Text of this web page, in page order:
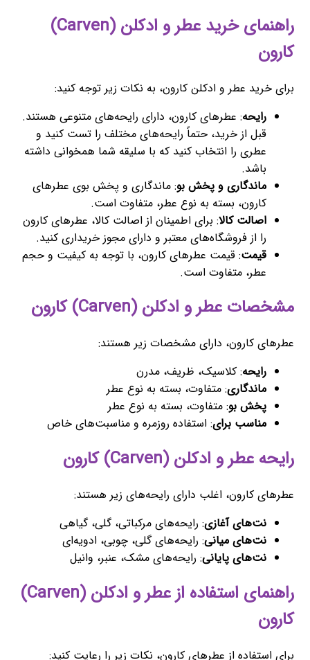
راهنمای خرید عطر و ادکلن (Carven)
کارون
برای خرید عطر و ادکلن کارون، به نکات زیر توجه کنید:
رایحه: عطرهای کارون، دارای رایحه‌های متنوعی هستند.
قبل از خرید، حتماً رایحه‌های مختلف را تست کنید و
عطری را انتخاب کنید که با سلیقه شما همخوانی داشته
باشد.
ماندگاری و پخش بو: ماندگاری و پخش بوی عطرهای
کارون، بسته به نوع عطر، متفاوت است.
اصالت کالا: برای اطمینان از اصالت کالا، عطرهای کارون
را از فروشگاه‌های معتبر و دارای مجوز خریداری کنید.
قیمت: قیمت عطرهای کارون، با توجه به کیفیت و حجم
عطر، متفاوت است.
مشخصات عطر و ادکلن (Carven) کارون
عطرهای کارون، دارای مشخصات زیر هستند:
رایحه: کلاسیک، ظریف، مدرن
ماندگاری: متفاوت، بسته به نوع عطر
پخش بو: متفاوت، بسته به نوع عطر
مناسب برای: استفاده روزمره و مناسبت‌های خاص
رایحه عطر و ادکلن (Carven) کارون
عطرهای کارون، اغلب دارای رایحه‌های زیر هستند:
نت‌های آغازی: رایحه‌های مرکباتی، گلی، گیاهی
نت‌های میانی: رایحه‌های گلی، چوبی، ادویه‌ای
نت‌های پایانی: رایحه‌های مشک، عنبر، وانیل
راهنمای استفاده از عطر و ادکلن (Carven)
کارون
برای استفاده از عطرهای کارون، نکات زیر را رعایت کنید: